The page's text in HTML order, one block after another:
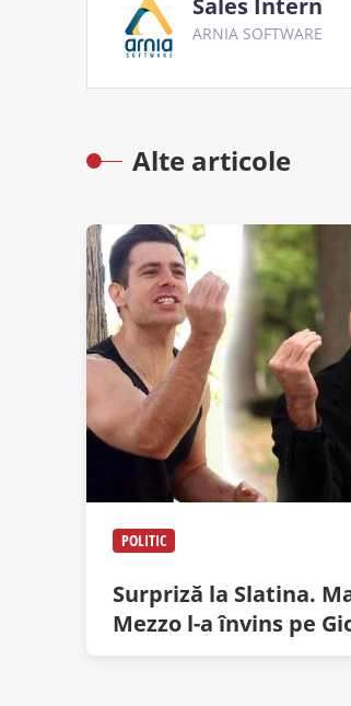
Sales Intern
ARNIA SOFTWARE
Alte articole
POLITIC
Surpriză la Slatina.
Mezzo l-a învins pe
și devine primar